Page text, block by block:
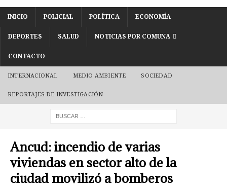
INICIO POLICIAL POLÍTICA ECONOMÍA
DEPORTES SALUD NOTICIAS POR COMUNA
CONTACTO
INTERNACIONAL MEDIO AMBIENTE SOCIEDAD
REPORTAJES DE INVESTIGACIÓN
Ancud: incendio de varias
viviendas en sector alto de la
ciudad movilizó a bomberos